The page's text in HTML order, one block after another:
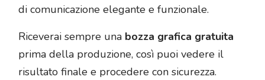
di comunicazione elegante e funzionale.
Riceverai sempre una bozza grafica gratuita
prima della produzione, così puoi vedere il
risultato finale e procedere con sicurezza.